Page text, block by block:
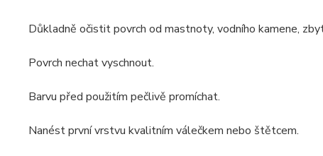
Důkladně očistit povrch od mastnoty, vodního kamene,
Povrch nechat vyschnout.
Barvu před použitím pečlivě promíchat.
Nanést první vrstvu kvalitním válečkem nebo štětcem.